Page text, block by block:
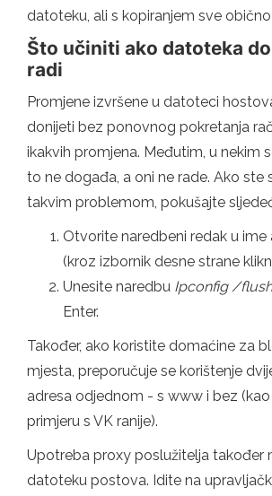
datoteku, ali s kopiranjem sve obično
Što učiniti ako datoteka
radi
Promjene izvršene u datoteci
donijeti bez ponovnog pokretanja
ikakvih promjena. Međutim, u nekim
to ne događa, a oni ne rade. Ako ste
takvim problemom, pokušajte
Otvorite naredbeni redak u
(kroz izbornik desne strane
Unesite naredbu Ipconfig /
Enter.
Također, ako koristite domaćine za
mjesta, preporučuje se korištenje
adresa odjednom - s www i bez
primjeru s VK ranije).
Upotreba proxy poslužitelja također
datoteku postova. Idite na